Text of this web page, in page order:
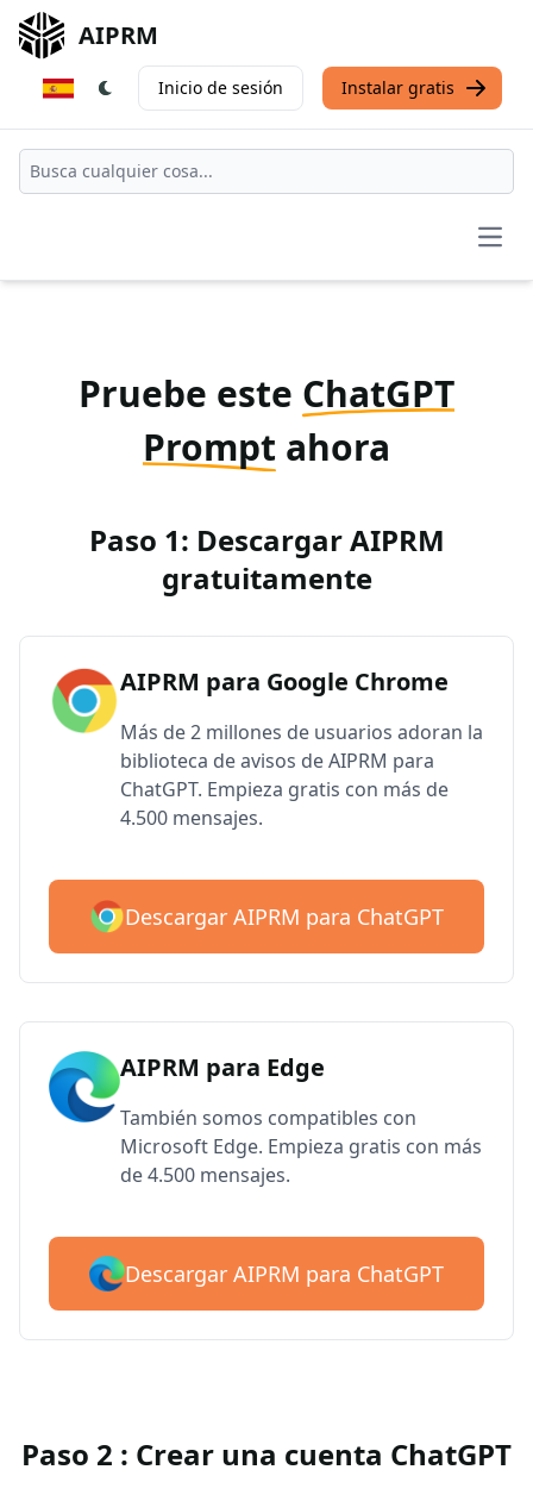
AIPRM
Inicio de sesión Instalar gratis
Pruebe este ChatGPT
Prompt ahora
Paso 1: Descargar AIPRM
gratuitamente
AIPRM para Google Chrome
Más de 2 millones de usuarios adoran la
biblioteca de avisos de AIPRM para
ChatGPT. Empieza gratis con más de
4.500 mensajes.
Descargar AIPRM para ChatGPT
AIPRM para Edge
También somos compatibles con
Microsoft Edge. Empieza gratis con más
de 4.500 mensajes.
Descargar AIPRM para ChatGPT
Paso 2 : Crear una cuenta ChatGPT